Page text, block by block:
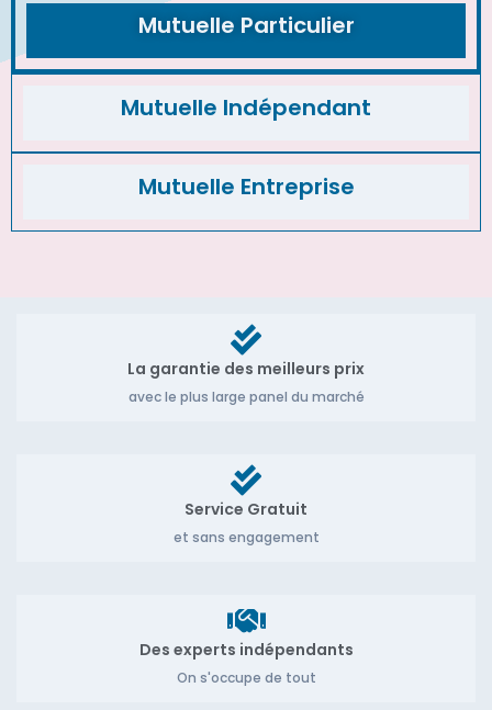
Mutuelle Particulier
Mutuelle Indépendant
Mutuelle Entreprise
La garantie des meilleurs prix
avec le plus large panel du marché
Service Gratuit
et sans engagement
Des experts indépendants
On s'occupe de tout